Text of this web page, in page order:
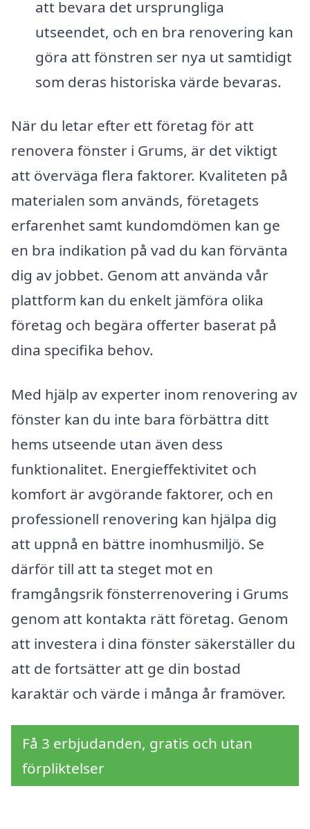
att bevara det ursprungliga
utseendet, och en bra renovering kan
göra att fönstren ser nya ut samtidigt
som deras historiska värde bevaras.
När du letar efter ett företag för att
renovera fönster i Grums, är det viktigt
att överväga flera faktorer. Kvaliteten på
materialen som används, företagets
erfarenhet samt kundomdömen kan ge
en bra indikation på vad du kan förvänta
dig av jobbet. Genom att använda vår
plattform kan du enkelt jämföra olika
företag och begära offerter baserat på
dina specifika behov.
Med hjälp av experter inom renovering av
fönster kan du inte bara förbättra ditt
hems utseende utan även dess
funktionalitet. Energieffektivitet och
komfort är avgörande faktorer, och en
professionell renovering kan hjälpa dig
att uppnå en bättre inomhusmiljö. Se
därför till att ta steget mot en
framgångsrik fönsterrenovering i Grums
genom att kontakta rätt företag. Genom
att investera i dina fönster säkerställer du
att de fortsätter att ge din bostad
karaktär och värde i många år framöver.
Få 3 erbjudanden, gratis och utan
förpliktelser